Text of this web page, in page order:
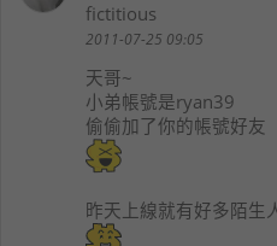
fictitious
2011-07-25 09:05
天哥~
小弟帳號是ryan39
偷偷加了你的帳號好友
昨天上線就有好多陌生